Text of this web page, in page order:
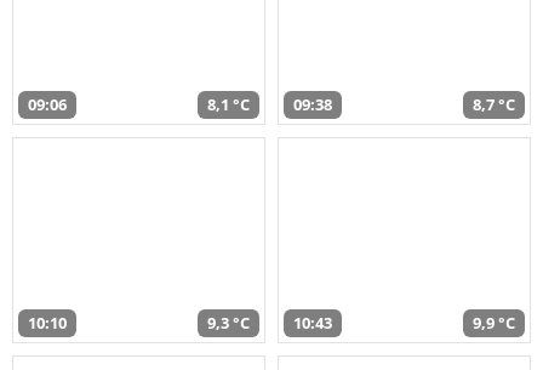
09:06 8,1 °C 09:38 8,7 °C
10:10 9,3 °C 10:43 9,9 °C